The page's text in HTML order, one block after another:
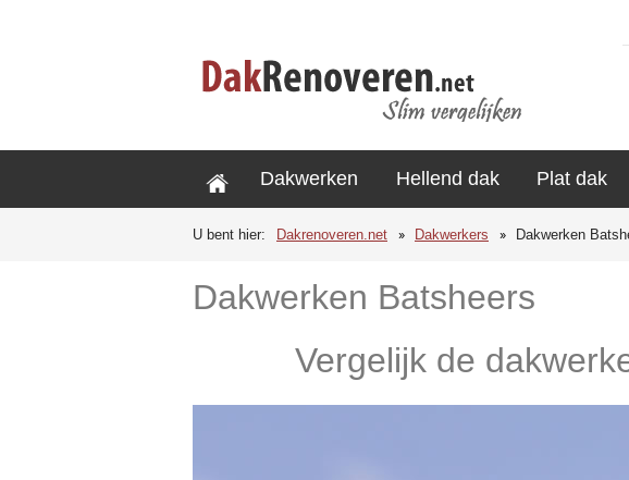
Dakwerken Hellend dak Plat dak
U bent hier: Dakrenoveren.net Dakwerkers Dakwerken
Dakwerken Batsheers
Vergelijk de